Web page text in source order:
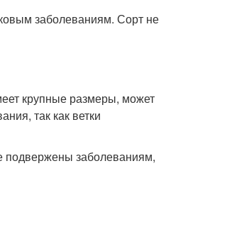
заболеваниям. Сорт не
крупные размеры, может
так как ветки
подвержены заболеваниям,